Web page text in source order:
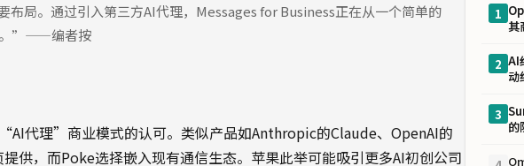
布局。通过引入第三方AI代理，Messages for Business正在从一个简单的
。”——编者按
代理”商业模式的认可。类似产品如Anthropic的Claude、OpenAI的
供，而Poke选择嵌入现有通信生态。苹果此举可能吸引更多AI初创公司
1
其
2 AI
动
3
的